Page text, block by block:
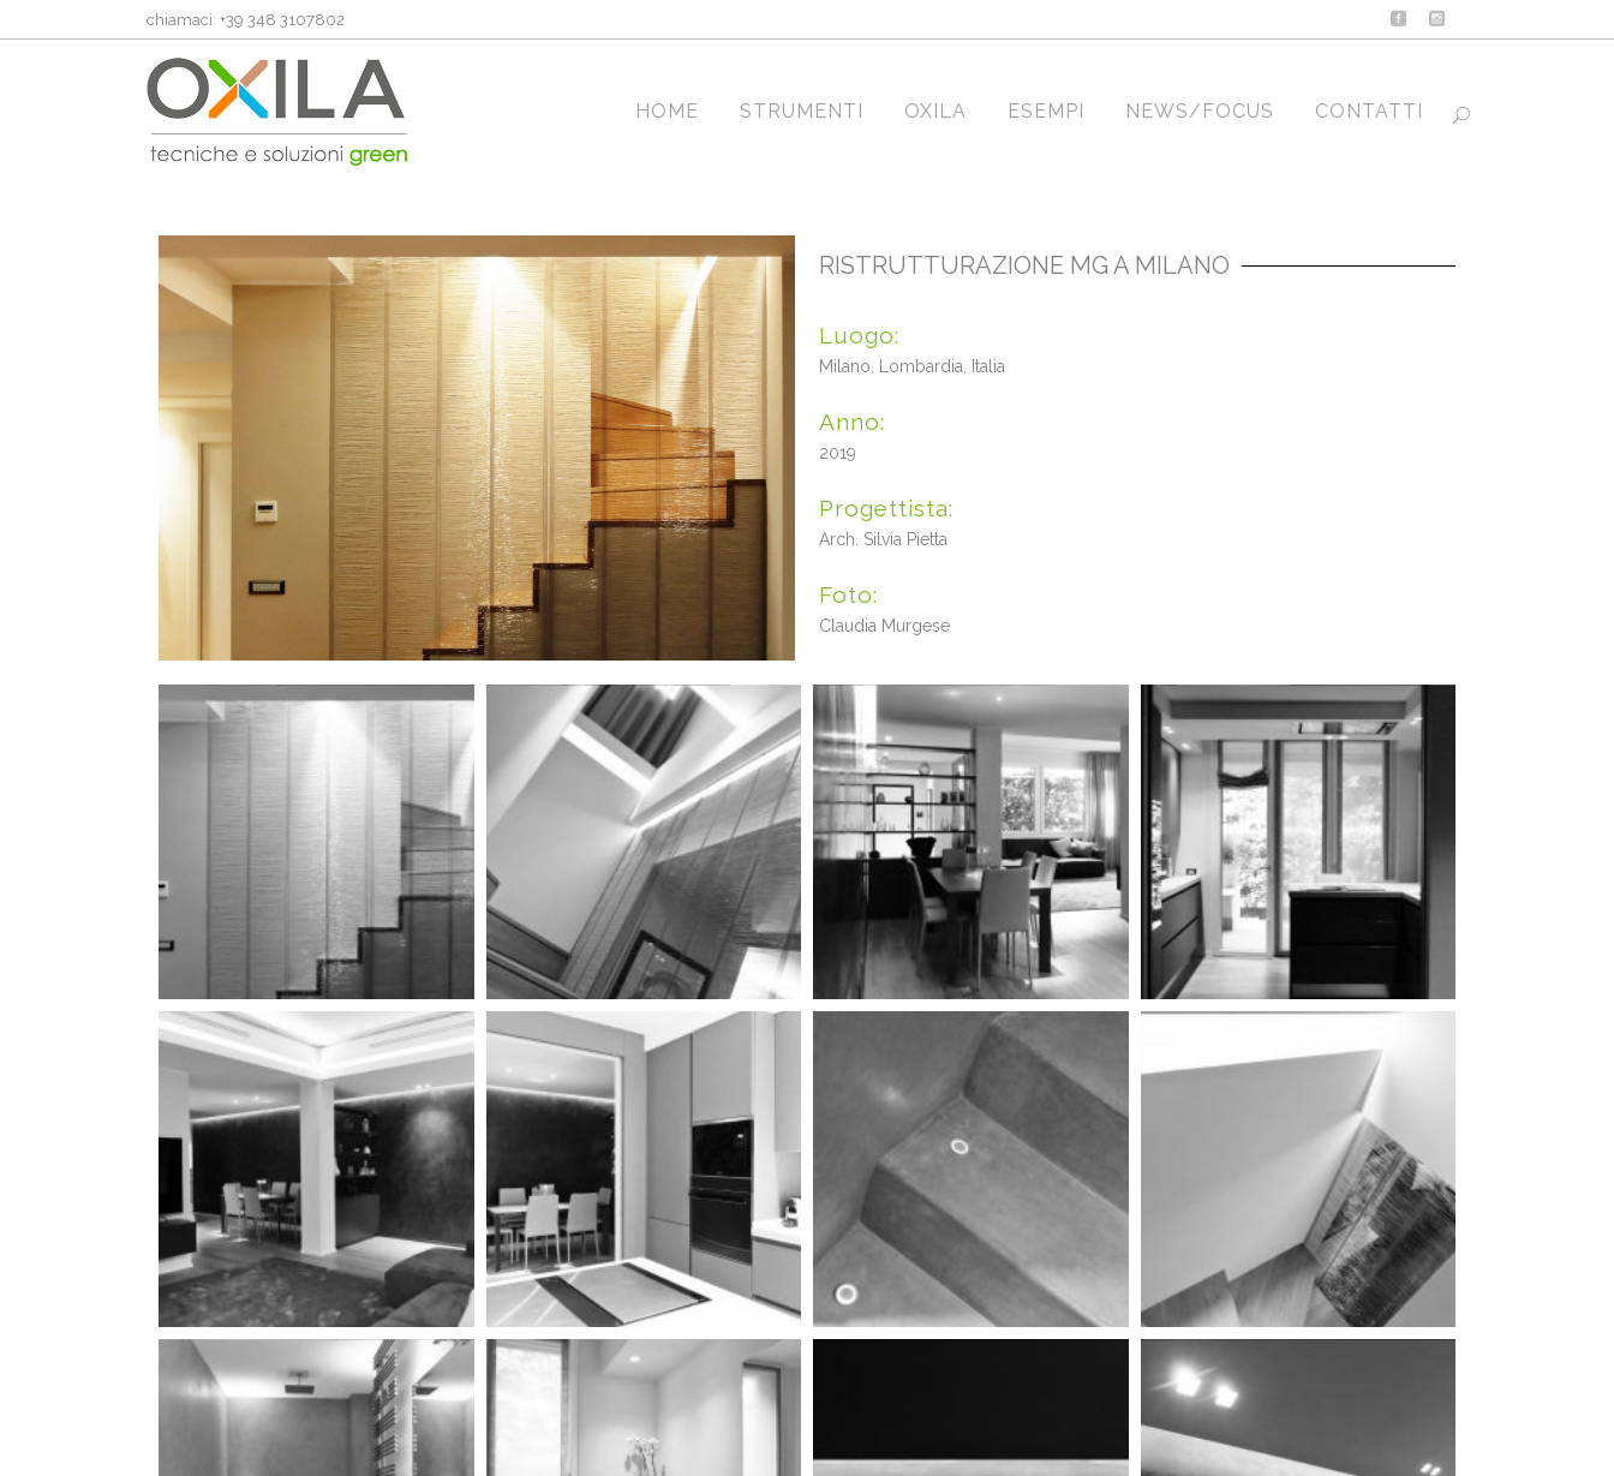
chiamaci: +39 348 3107802
HOME STRUMENTI OXILA ESEMPI NEWS/FOCUS CONTATTI
RISTRUTTURAZIONE MG A MILANO
Luogo:
Milano, Lombardia, Italia
Anno:
2019
Progettista:
Arch. Silvia Pietta
Foto:
Claudia Murgese